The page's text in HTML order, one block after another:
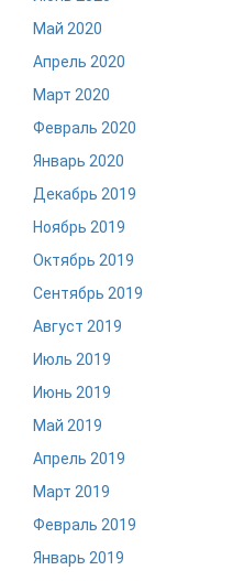
Май 2020
Апрель 2020
Март 2020
Февраль 2020
Январь 2020
Декабрь 2019
Ноябрь 2019
Октябрь 2019
Сентябрь 2019
Август 2019
Июль 2019
Июнь 2019
Май 2019
Апрель 2019
Март 2019
Февраль 2019
Январь 2019